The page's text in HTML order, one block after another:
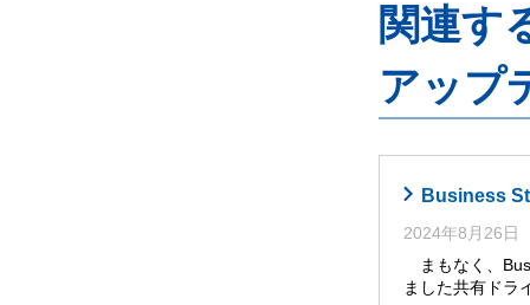
関連す
アップ
Business
2024年8月26日
まもなく、
ました共有ドラ